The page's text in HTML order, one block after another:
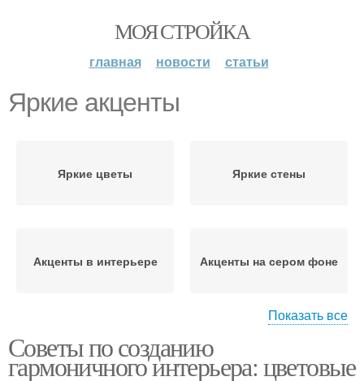
МОЯ СТРОЙКА
главная новости статьи
Яркие акценты
Яркие цветы Яркие стены
Акценты в интерьере Акценты на сером фоне
Яркий интерьер
Показать все
Советы по созданию
гармоничного интерьера: цветовые